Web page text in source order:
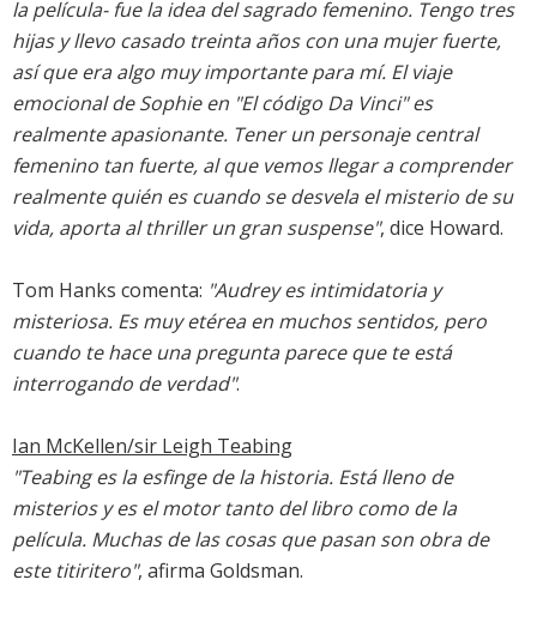
la película- fue la idea del sagrado femenino. Tengo tres
hijas y llevo casado treinta años con una mujer fuerte,
así que era algo muy importante para mí. El viaje
emocional de Sophie en "El código Da Vinci" es
realmente apasionante. Tener un personaje central
femenino tan fuerte, al que vemos llegar a comprender
realmente quién es cuando se desvela el misterio de su
vida, aporta al thriller un gran suspense", dice Howard.
Tom Hanks comenta: "Audrey es intimidatoria y
misteriosa. Es muy etérea en muchos sentidos, pero
cuando te hace una pregunta parece que te está
interrogando de verdad".
Ian McKellen/sir Leigh Teabing
"Teabing es la esfinge de la historia. Está lleno de
misterios y es el motor tanto del libro como de la
película. Muchas de las cosas que pasan son obra de
este titiritero", afirma Goldsman.